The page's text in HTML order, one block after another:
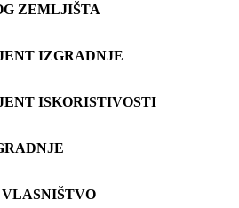
ZEMLJIŠTA
IZGRADNJE
ISKORISTIVOSTI